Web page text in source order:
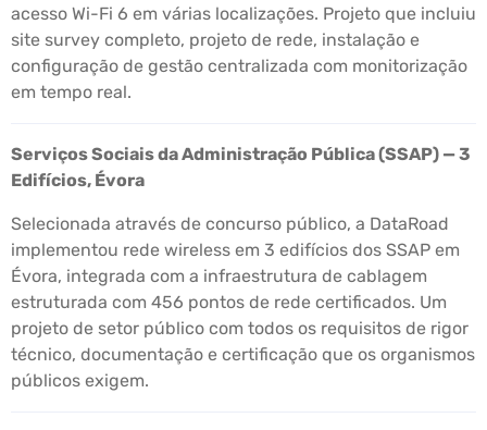
acesso Wi-Fi 6 em várias localizações. Projeto que incluiu
site survey completo, projeto de rede, instalação e
configuração de gestão centralizada com monitorização
em tempo real.
Serviços Sociais da Administração Pública (SSAP) — 3
Edifícios, Évora
Selecionada através de concurso público, a DataRoad
implementou rede wireless em 3 edifícios dos SSAP em
Évora, integrada com a infraestrutura de cablagem
estruturada com 456 pontos de rede certificados. Um
projeto de setor público com todos os requisitos de rigor
técnico, documentação e certificação que os organismos
públicos exigem.